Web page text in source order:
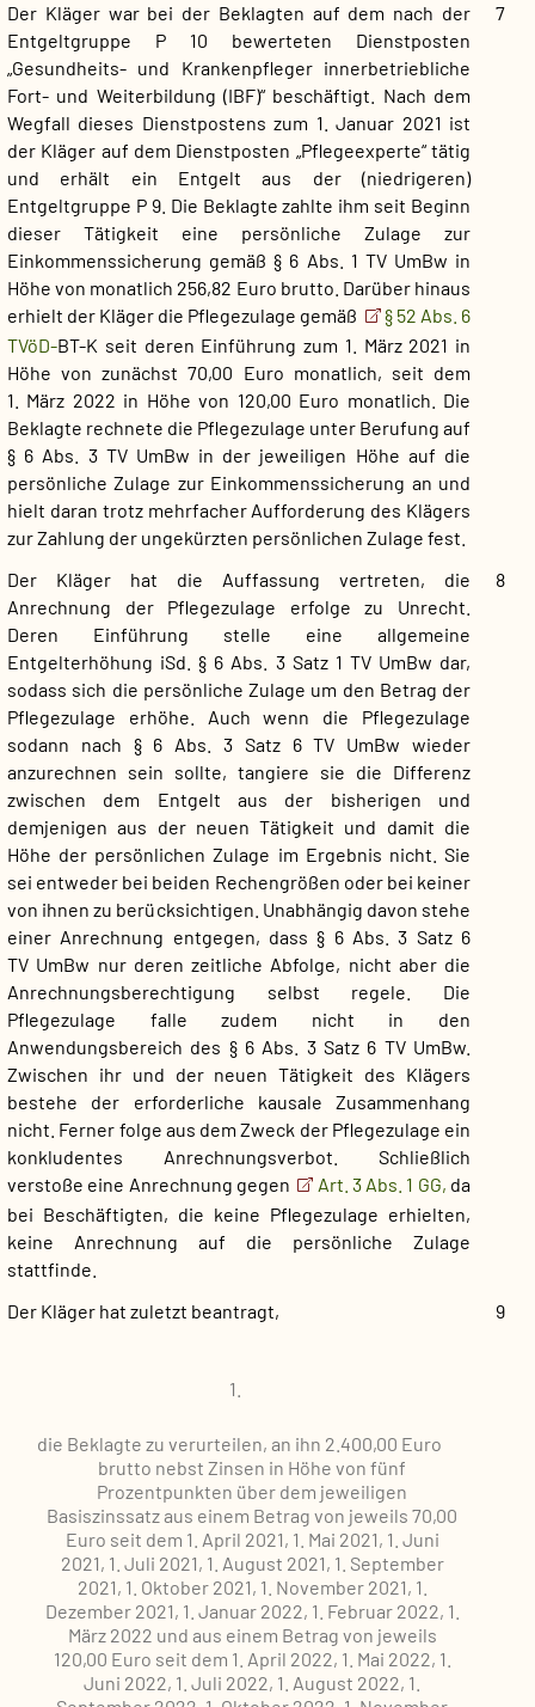
7
Der Kläger war bei der Beklagten auf dem nach der
Entgeltgruppe P 10 bewerteten Dienstposten
„Gesundheits- und Krankenpfleger innerbetriebliche
Fort- und Weiterbildung (IBF)“ beschäftigt. Nach dem
Wegfall dieses Dienstpostens zum 1. Januar 2021 ist
der Kläger auf dem Dienstposten „Pflegeexperte“ tätig
und erhält ein Entgelt aus der (niedrigeren)
Entgeltgruppe P 9. Die Beklagte zahlte ihm seit Beginn
dieser Tätigkeit eine persönliche Zulage zur
Einkommenssicherung gemäß § 6 Abs. 1 TV UmBw in
Höhe von monatlich 256,82 Euro brutto. Darüber hinaus
erhielt der Kläger die Pflegezulage gemäß
§ 52 Abs. 6
TVöD-BT-K seit deren Einführung zum 1. März 2021 in
Höhe von zunächst 70,00 Euro monatlich, seit dem
1. März 2022 in Höhe von 120,00 Euro monatlich. Die
Beklagte rechnete die Pflegezulage unter Berufung auf
§ 6 Abs. 3 TV UmBw in der jeweiligen Höhe auf die
persönliche Zulage zur Einkommenssicherung an und
hielt daran trotz mehrfacher Aufforderung des Klägers
zur Zahlung der ungekürzten persönlichen Zulage fest.
8
Der Kläger hat die Auffassung vertreten, die
Anrechnung der Pflegezulage erfolge zu Unrecht.
Deren Einführung stelle eine allgemeine
Entgelterhöhung iSd. § 6 Abs. 3 Satz 1 TV UmBw dar,
sodass sich die persönliche Zulage um den Betrag der
Pflegezulage erhöhe. Auch wenn die Pflegezulage
sodann nach § 6 Abs. 3 Satz 6 TV UmBw wieder
anzurechnen sein sollte, tangiere sie die Differenz
zwischen dem Entgelt aus der bisherigen und
demjenigen aus der neuen Tätigkeit und damit die
Höhe der persönlichen Zulage im Ergebnis nicht. Sie
sei entweder bei beiden Rechengrößen oder bei keiner
von ihnen zu berücksichtigen. Unabhängig davon stehe
einer Anrechnung entgegen, dass § 6 Abs. 3 Satz 6
TV UmBw nur deren zeitliche Abfolge, nicht aber die
Anrechnungsberechtigung selbst regele. Die
Pflegezulage falle zudem nicht in den
Anwendungsbereich des § 6 Abs. 3 Satz 6 TV UmBw.
Zwischen ihr und der neuen Tätigkeit des Klägers
bestehe der erforderliche kausale Zusammenhang
nicht. Ferner folge aus dem Zweck der Pflegezulage ein
konkludentes Anrechnungsverbot. Schließlich
verstoße eine Anrechnung gegen
Art. 3 Abs. 1 GG, da
bei Beschäftigten, die keine Pflegezulage erhielten,
keine Anrechnung auf die persönliche Zulage
stattfinde.
9
Der Kläger hat zuletzt beantragt,
1.
die Beklagte zu verurteilen, an ihn 2.400,00 Euro
brutto nebst Zinsen in Höhe von fünf
Prozentpunkten über dem jeweiligen
Basiszinssatz aus einem Betrag von jeweils 70,00
Euro seit dem 1. April 2021, 1. Mai 2021, 1. Juni
2021, 1. Juli 2021, 1. August 2021, 1. September
2021, 1. Oktober 2021, 1. November 2021, 1.
Dezember 2021, 1. Januar 2022, 1. Februar 2022, 1.
März 2022 und aus einem Betrag von jeweils
120,00 Euro seit dem 1. April 2022, 1. Mai 2022, 1.
Juni 2022, 1. Juli 2022, 1. August 2022, 1.